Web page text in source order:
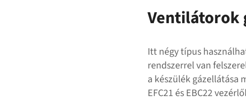
Ventilátorok
Itt négy típus
rendszerrel van
a készülék gázellátása
EFC21 és EBC22